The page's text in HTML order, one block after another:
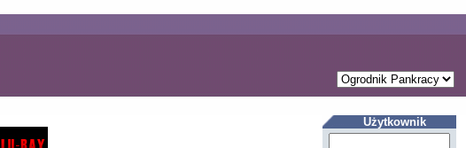
Użytkownik